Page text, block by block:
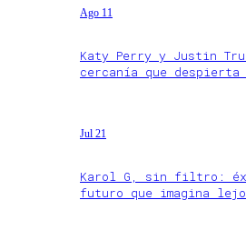
Ago 11
Katy Perry y Justin
cercanía que despierta
Jul 21
Karol G, sin filtro:
futuro que imagina